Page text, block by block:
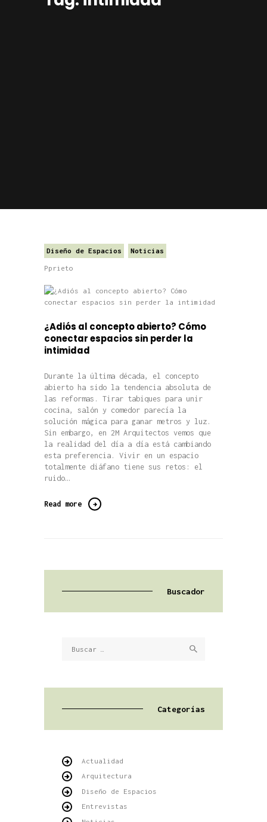
Diseño de Espacios Noticias
Pprieto
¿Adiós al concepto abierto? Cómo
conectar espacios sin perder la
intimidad
Durante la última década, el concepto
abierto ha sido la tendencia absoluta de
las reformas. Tirar tabiques para unir
cocina, salón y comedor parecía la
solución mágica para ganar metros y luz.
Sin embargo, en 2M Arquitectos vemos que
la realidad del día a día está cambiando
esta preferencia. Vivir en un espacio
totalmente diáfano tiene sus retos: el
ruido…
Read more
Buscador
Categorías
Actualidad
Arquitectura
Diseño de Espacios
Entrevistas